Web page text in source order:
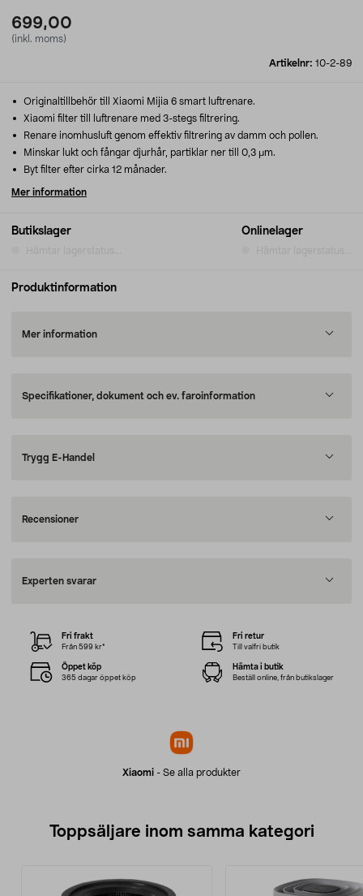
699,00
(inkl. moms)
Artikelnr: 10-2-89
Butikslager Onlinelager
Originaltillbehör till Xiaomi Mijia 6 smart luftrenare.
Xiaomi filter till luftrenare med 3-stegs filtrering.
Renare inomhusluft genom effektiv filtrering av damm och pollen.
Minskar lukt och fångar djurhår, partiklar ner till 0,3 μm.
Byt filter efter cirka 12 månader.
Mer information
Produktinformation
Mer information
Specifikationer, dokument och ev. faroinformation
Trygg E-Handel
Recensioner
Experten svarar
Xiaomi - Se alla produkter
Fri frakt
Från 599 kr*
Fri retur
Till valfri butik
Öppet köp
365 dagar öppet köp
Hämta i butik
Beställ online, från butikslager
Toppsäljare inom samma kategori